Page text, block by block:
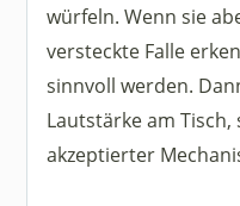
würfeln. Wenn sie
versteckte Falle
sinnvoll werden.
Lautstärke am
akzeptierter